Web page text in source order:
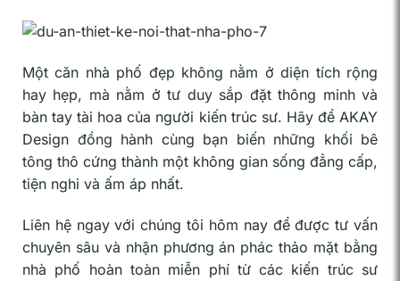
Một căn nhà phố đẹp không nằm ở diện tích rộng
hay hẹp, mà nằm ở tư duy sắp đặt thông minh và
bàn tay tài hoa của người kiến trúc sư. Hãy để AKAY
Design đồng hành cùng bạn biến những khối bê
tông thô cứng thành một không gian sống đẳng cấp,
tiện nghi và ấm áp nhất.
Liên hệ ngay với chúng tôi hôm nay để được tư vấn
chuyên sâu và nhận phương án phác thảo mặt bằng
nhà phố hoàn toàn miễn phí từ các kiến trúc sư